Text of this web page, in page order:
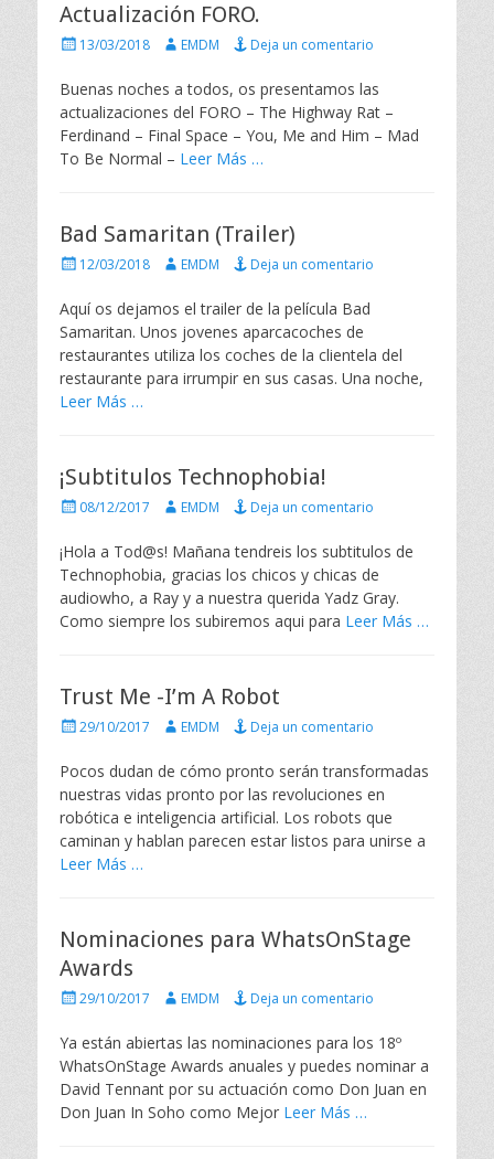
Actualización FORO.
P
b
i
c
a
e
l
13/03/2018
A
t
r
EMDM Deja un comentario
Buenas noches a todos, os presentamos las
actualizaciones del FORO – The Highway Rat –
Ferdinand – Final Space – You, Me and Him – Mad
To Be Normal – Leer Más …
Bad Samaritan (Trailer)
P
b
l
i
c
a
d
12/03/2018
A
t
r
EMDM Deja un comentario
Aquí os dejamos el trailer de la película Bad
Samaritan. Unos jovenes aparcacoches de
restaurantes utiliza los coches de la clientela del
restaurante para irrumpir en sus casas. Una noche,
Leer Más …
¡Subtitulos Technophobia!
P
b
l
c
a
e
08/12/2017
A
t
r
EMDM Deja un comentario
¡Hola a Tod@s! Mañana tendreis los subtitulos de
Technophobia, gracias los chicos y chicas de
audiowho, a Ray y a nuestra querida Yadz Gray.
Como siempre los subiremos aqui para Leer Más …
Trust Me -I’m A Robot
P
b
i
c
a
d
29/10/2017
A
t
EMDM Deja un comentario
Pocos dudan de cómo pronto serán transformadas
nuestras vidas pronto por las revoluciones en
robótica e inteligencia artificial. Los robots que
caminan y hablan parecen estar listos para unirse a
Leer Más …
Nominaciones para WhatsOnStage
Awards
P
b
l
i
c
a
29/10/2017
A
t
r
EMDM Deja un comentario
Ya están abiertas las nominaciones para los 18º
WhatsOnStage Awards anuales y puedes nominar a
David Tennant por su actuación como Don Juan en
Don Juan In Soho como Mejor Leer Más …